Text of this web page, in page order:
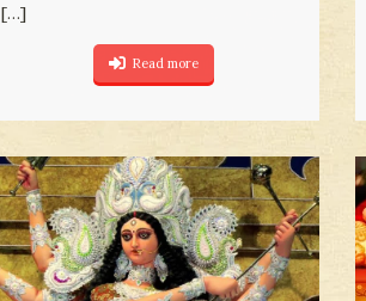
[…]
Read more